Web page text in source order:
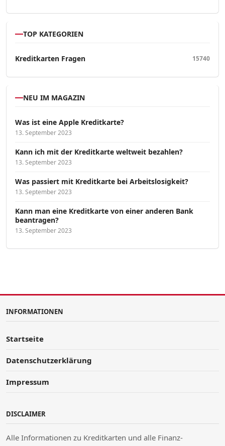
TOP KATEGORIEN
Kreditkarten Fragen 15740
NEU IM MAGAZIN
Was ist eine Apple Kreditkarte?
13. September 2023
Kann ich mit der Kreditkarte weltweit bezahlen?
13. September 2023
Was passiert mit Kreditkarte bei Arbeitslosigkeit?
13. September 2023
Kann man eine Kreditkarte von einer anderen Bank
beantragen?
13. September 2023
INFORMATIONEN
Startseite
Datenschutzerklärung
Impressum
DISCLAIMER
Alle Informationen zu Kreditkarten und alle Finanz-